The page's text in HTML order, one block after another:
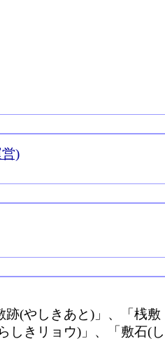
)
跡(やしきあと)」、「桟敷
しきリョウ)」、「敷石(し